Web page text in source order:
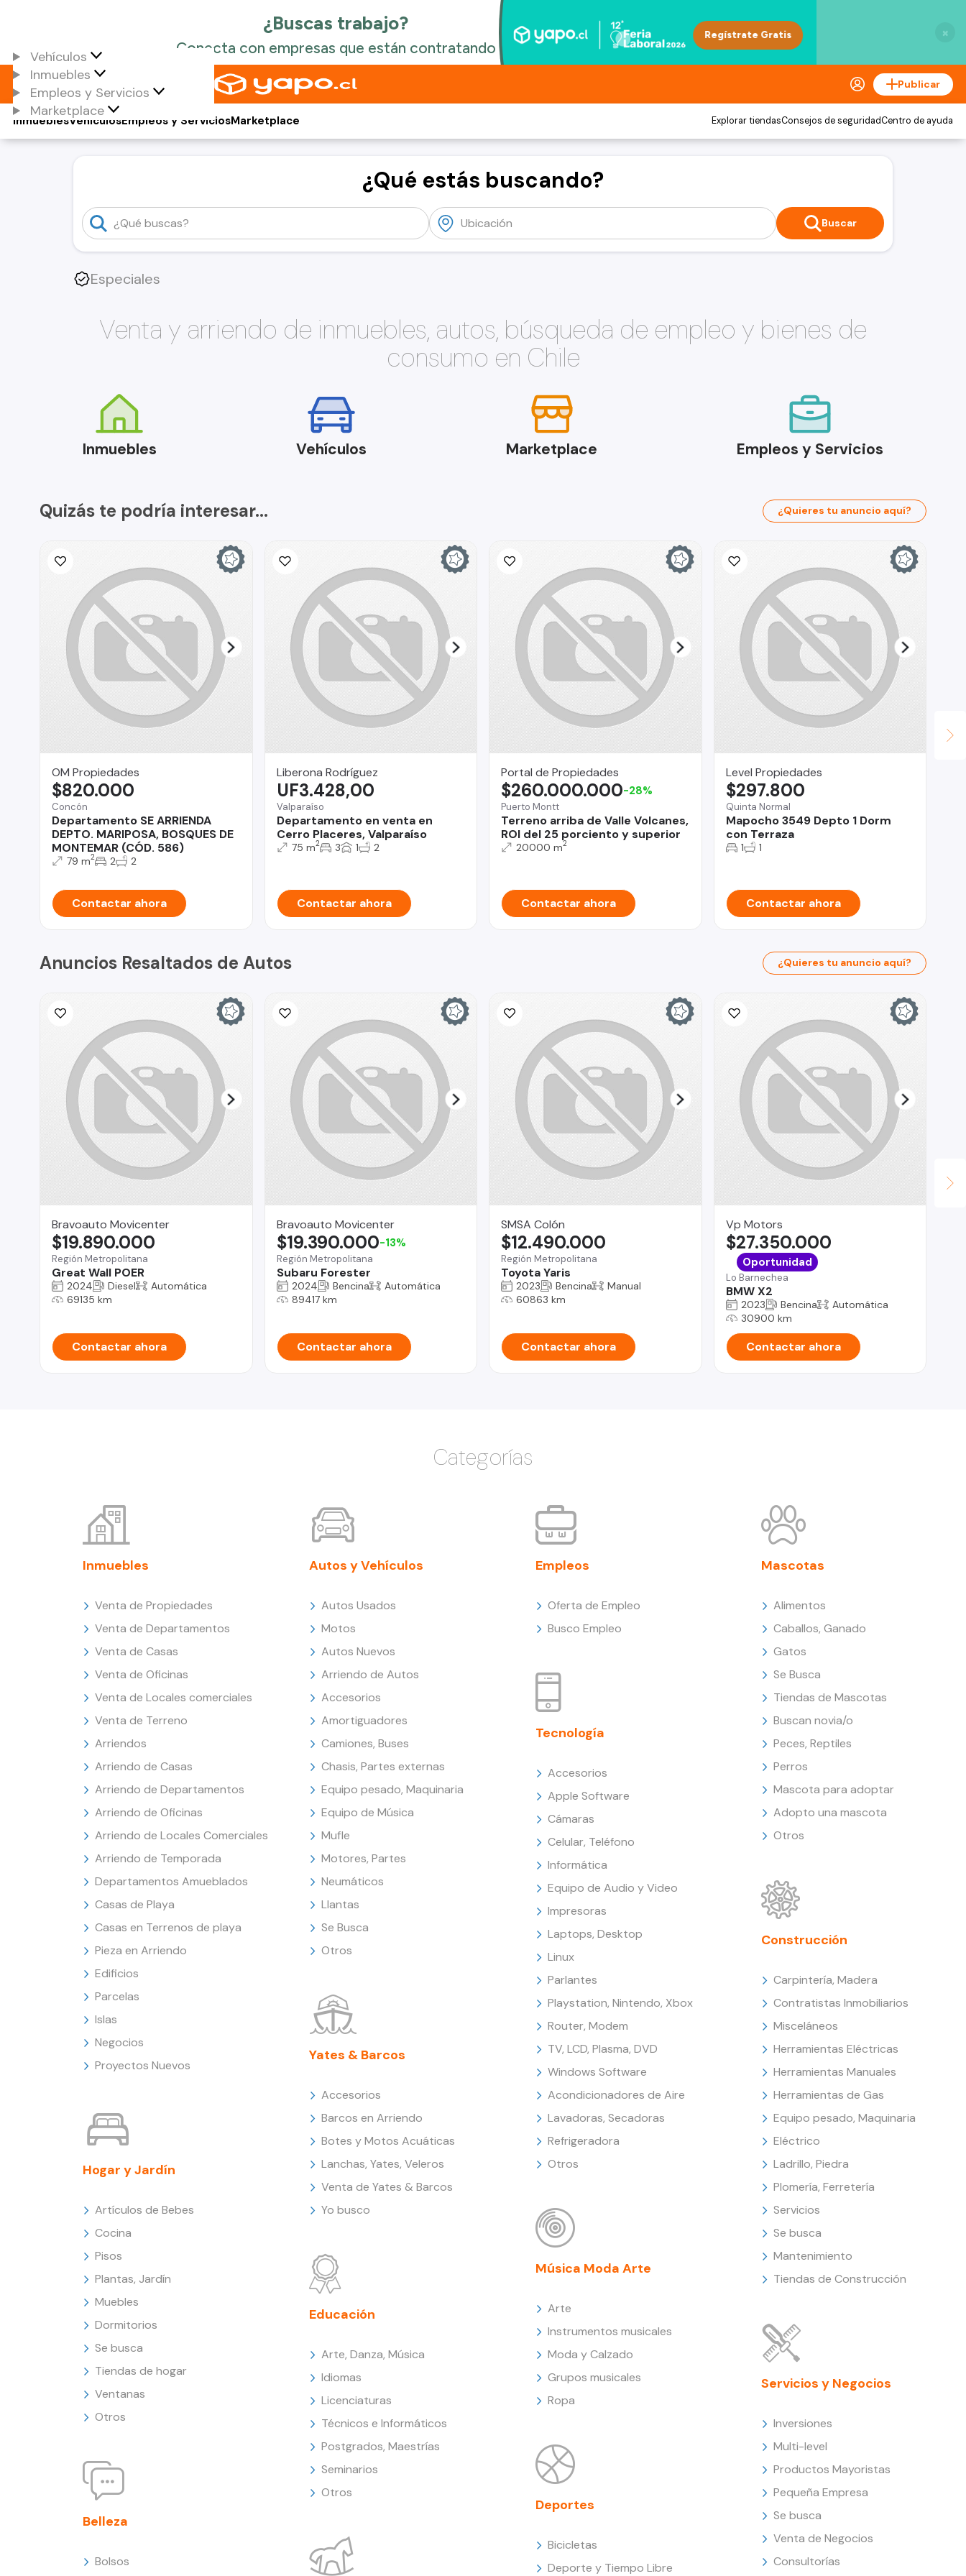
×
Vehículos
Inmuebles
Empleos y Servicios
Marketplace
Publicar
Vehículos
Inmuebles Empleos y ServiciosMarketplace Explorar tiendasConsejos de seguridadCentro de ayuda
¿Qué estás buscando?
Buscar
Especiales
Venta y arriendo de inmuebles, autos, búsqueda de empleo y bienes de
consumo en Chile
Inmuebles Vehículos Marketplace Empleos y Servicios
Quizás te podría interesar... ¿Quieres tu anuncio aquí?
OM Propiedades
Concón
Departamento SE ARRIENDA
DEPTO. MARIPOSA, BOSQUES DE
MONTEMAR (CÓD. 586)
$820.000
79 m2 2 2
Contactar ahora
Liberona Rodríguez
Valparaíso
Departamento en venta en
Cerro Placeres, Valparaíso
UF3.428,00
75 m2 3 1 2
Contactar ahora
Portal de Propiedades
Puerto Montt
Terreno arriba de Valle Volcanes,
ROI del 25 porciento y superior
$260.000.000-28%
20000 m2
Contactar ahora
Level Propiedades
Quinta Normal
Mapocho 3549 Depto 1 Dorm
con Terraza
$297.800
1 1
Contactar ahora
Anuncios Resaltados de Autos ¿Quieres tu anuncio aquí?
Bravoauto Movicenter
Región Metropolitana
Great Wall POER
$19.890.000
2024 Diesel
Automática
69135 km
Contactar ahora
Bravoauto Movicenter
Región Metropolitana
Subaru Forester
$19.390.000-13%
2024 Bencina
Automática
89417 km
Contactar ahora
SMSA Colón
Región Metropolitana
Toyota Yaris
$12.490.000
2023 Bencina
Manual
60863 km
Contactar ahora
Vp Motors
Lo Barnechea
BMW X2
$27.350.000
Oportunidad
2023 Bencina
Automática
30900 km
Contactar ahora
Categorías
Inmuebles
Venta de Propiedades
Venta de Departamentos
Venta de Casas
Venta de Oficinas
Venta de Locales comerciales
Venta de Terreno
Arriendos
Arriendo de Casas
Arriendo de Departamentos
Arriendo de Oficinas
Arriendo de Locales Comerciales
Arriendo de Temporada
Departamentos Amueblados
Casas de Playa
Casas en Terrenos de playa
Pieza en Arriendo
Edificios
Parcelas
Islas
Negocios
Proyectos Nuevos
Hogar y Jardín
Artículos de Bebes
Cocina
Pisos
Plantas, Jardín
Muebles
Dormitorios
Se busca
Tiendas de hogar
Ventanas
Otros
Belleza
Bolsos
Autos y Vehículos
Autos Usados
Motos
Autos Nuevos
Arriendo de Autos
Accesorios
Amortiguadores
Camiones, Buses
Chasis, Partes externas
Equipo pesado, Maquinaria
Equipo de Música
Mufle
Motores, Partes
Neumáticos
Llantas
Se Busca
Otros
Yates & Barcos
Accesorios
Barcos en Arriendo
Botes y Motos Acuáticas
Lanchas, Yates, Veleros
Venta de Yates & Barcos
Yo busco
Educación
Arte, Danza, Música
Idiomas
Licenciaturas
Técnicos e Informáticos
Postgrados, Maestrías
Seminarios
Otros
Empleos
Oferta de Empleo
Busco Empleo
Tecnología
Accesorios
Apple Software
Cámaras
Celular, Teléfono
Informática
Equipo de Audio y Video
Impresoras
Laptops, Desktop
Linux
Parlantes
Playstation, Nintendo, Xbox
Router, Modem
TV, LCD, Plasma, DVD
Windows Software
Acondicionadores de Aire
Lavadoras, Secadoras
Refrigeradora
Otros
Música Moda Arte
Arte
Instrumentos musicales
Moda y Calzado
Grupos musicales
Ropa
Deportes
Bicicletas
Deporte y Tiempo Libre
Mascotas
Alimentos
Caballos, Ganado
Gatos
Se Busca
Tiendas de Mascotas
Buscan novia/o
Peces, Reptiles
Perros
Mascota para adoptar
Adopto una mascota
Otros
Construcción
Carpintería, Madera
Contratistas Inmobiliarios
Misceláneos
Herramientas Eléctricas
Herramientas Manuales
Herramientas de Gas
Equipo pesado, Maquinaria
Eléctrico
Ladrillo, Piedra
Plomería, Ferretería
Servicios
Se busca
Mantenimiento
Tiendas de Construcción
Servicios y Negocios
Inversiones
Multi-level
Productos Mayoristas
Pequeña Empresa
Se busca
Venta de Negocios
Consultorías